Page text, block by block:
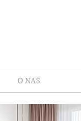
O NAS